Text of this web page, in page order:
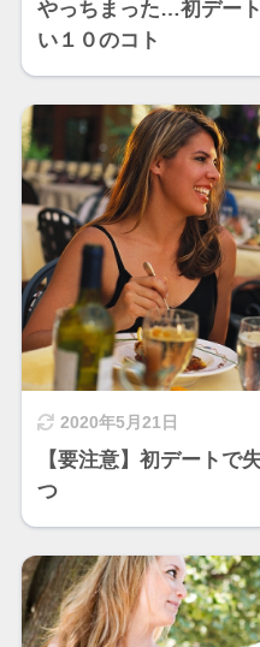
やっちまった…初デー
い１０のコト
2020年5月21日
【要注意】初デートで
つ